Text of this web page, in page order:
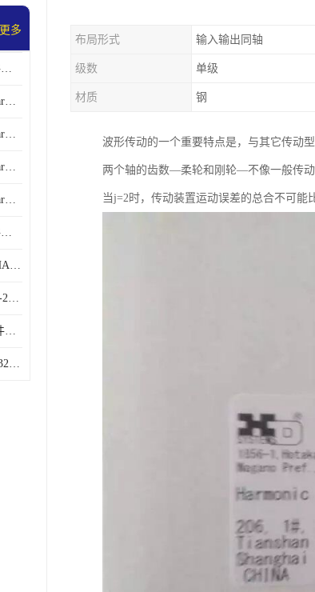
更多
哈默纳科 AC伺服执行元件扁平型SHA系列 议价
monic德国进口伺服电机Har中国总代理单价
monic德国进口伺服电机Har中国总代理代理
monic德国进口伺服电机Har中国总代理公司
monic德国进口伺服电机Har中国总代理供应
哈默纳科 AC伺服执行元件扁平型SHA系列
日本HD机夹机械手谐波SHA32A120CG-B12B
日本HD电刷谐波传动FHA-25C-50-E250-C
工件定位点固焊谐波传动件哈默纳科CSF-45-100-2UH
五轴机床功能与应用FHA-32C-50-US250
布局形式 输入输出同轴
级数 单级
材质 钢
波形传动的一个重要特点是，与其它传动
两个轴的齿数—柔轮和刚轮—不像一般传动
当j=2时，传动装置运动误差的总合不可能